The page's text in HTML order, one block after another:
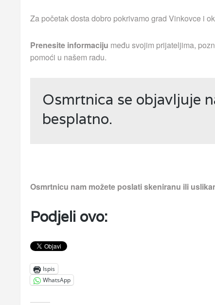
Za početak dosta dobro pokrivamo grad Vinkovce i
Prenesite informaciju među svojim prijateljima,
pomoći u našem radu.
Osmrtnica se objavljuje
besplatno.
Osmrtnicu nam možete poslati skeniranu ili
Podjeli ovo:
Ispis
WhatsApp